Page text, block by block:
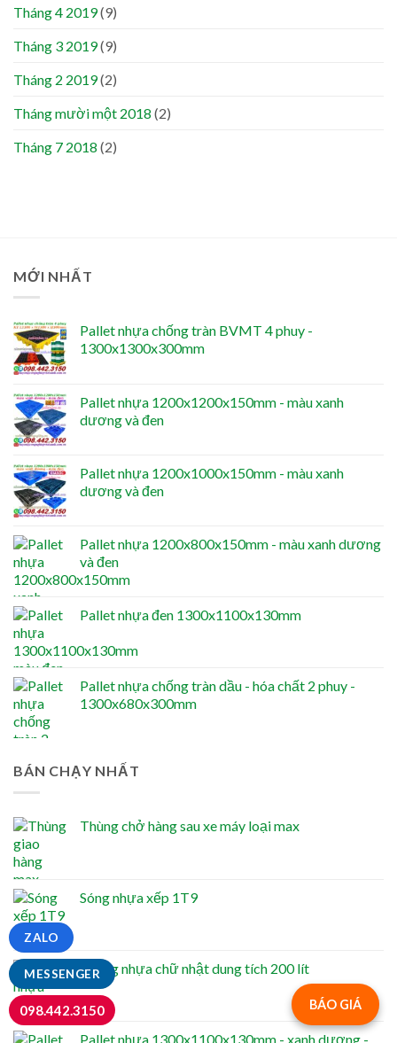
Tháng 4 2019(9)
Tháng 3 2019(9)
Tháng 2 2019(2)
Tháng mười một 2018 (2)
Tháng 7 2018 (2)
MỚI NHẤT
Pallet nhựa chống tràn BVMT 4 phuy -
1300x1300x300mm
Pallet nhựa 1200x1200x150mm - màu xanh
dương và đen
Pallet nhựa 1200x1000x150mm - màu xanh
dương và đen
Pallet nhựa 1200x800x150mm - màu xanh dương
và đen
Pallet nhựa đen 1300x1100x130mm
Pallet nhựa chống tràn dầu - hóa chất 2 phuy -
1300x680x300mm
BÁN CHẠY NHẤT
Thùng chở hàng sau xe máy loại max
Sóng nhựa xếp 1T9
Thùng nhựa chữ nhật dung tích 200 lít
Pallet nhựa 1300x1100x130mm - xanh dương -
BÁO GIÁ
MESSENGER
ZALO
098.442.3150